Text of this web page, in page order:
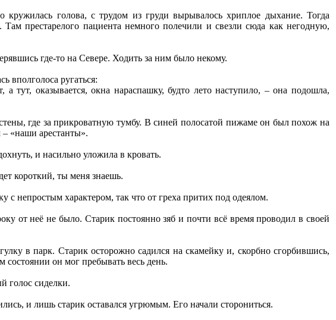
голова, с трудом из груди вырывалось хриплое дыхание. Тогда
престарелого пациента немного полечили и свезли сюда как негодную,
где-то на Севере. Ходить за ним было некому.
вполголоса ругаться:
тут, оказывается, окна нараспашку, будто лето наступило, – она подошла,
где за прикроватную тумбу. В синей полосатой пижаме он был похож на
«наши арестанты».
и насильно уложила в кровать.
короткий, ты меня знаешь.
с непростым характером, так что от греха притих под одеялом.
от неё не было. Старик постоянно зяб и почти всё время проводил в своей
в парк. Старик осторожно садился на скамейку и, скорбно сгорбившись,
он мог пребывать весь день.
голос сиделки.
и лишь старик оставался угрюмым. Его начали сторониться.